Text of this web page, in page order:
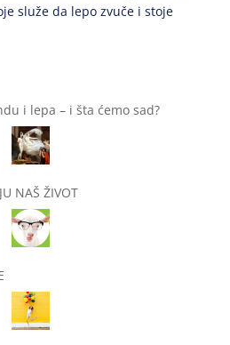
služe da lepo zvuče i stoje
i lepa – i šta ćemo sad?
NAŠ ŽIVOT